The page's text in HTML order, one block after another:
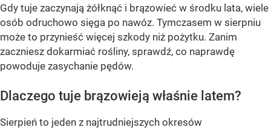
Gdy tuje zaczynają żółknąć i brązowieć w środku lata, wiele
osób odruchowo sięga po nawóz. Tymczasem w sierpniu
może to przynieść więcej szkody niż pożytku. Zanim
zaczniesz dokarmiać rośliny, sprawdź, co naprawdę
powoduje zasychanie pędów.
Dlaczego tuje brązowieją właśnie latem?
Sierpień to jeden z najtrudniejszych okresów